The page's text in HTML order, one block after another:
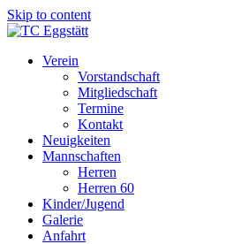
Skip to content
Verein
Vorstandschaft
Mitgliedschaft
Termine
Kontakt
Neuigkeiten
Mannschaften
Herren
Herren 60
Kinder/Jugend
Galerie
Anfahrt